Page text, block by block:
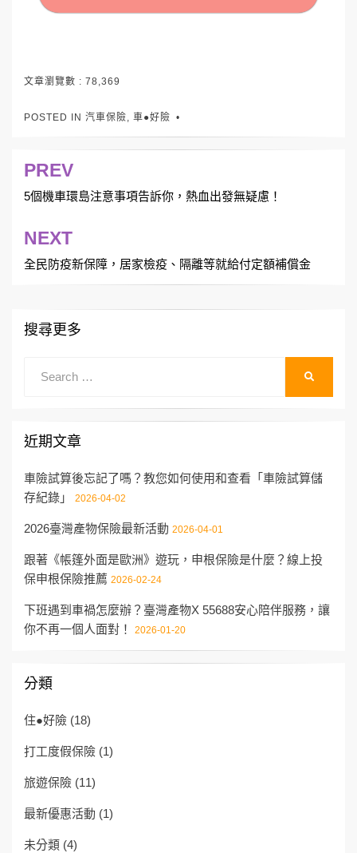
文章瀏覽數 : 78,369
POSTED IN 汽車保險 車●好險
文
章
導
覽
PREV
5個機車環島注意事項告訴你，熱血出發無疑慮！
NEXT
全民防疫新保障，居家檢疫、隔離等就給付定額補償金
搜尋更多
近期文章
車險試算後忘記了嗎？教您如何使用和查看「車險試算儲
存紀錄」
2026-04-02
2026臺灣產物保險最新活動 2026-04-01
跟著《帳篷外面是歐洲》遊玩，申根保險是什麼？線上投
保申根保險推薦 2026-02-24
下班遇到車禍怎麼辦？臺灣產物X 55688安心陪伴服務，讓
你不再一個人面對！
2026-01-20
分類
住●好險 (18)
打工度假保險 (1)
旅遊保險 (11)
最新優惠活動 (1)
未分類 (4)